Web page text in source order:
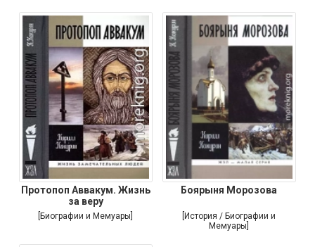
Протопоп Аввакум. Жизнь
за веру
[Биографии и Мемуары]
Боярыня Морозова
[История / Биографии и
Мемуары]